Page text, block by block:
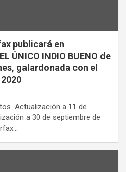
publicará en
ÚNICO INDIO BUENO de
galardonada con el
Actualización a 11 de
a 30 de septiembre de